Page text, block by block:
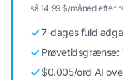
så 14,99 $/måned efter
7-dages fuld
Prøvetidsgrænse:
$0.005/ord AI